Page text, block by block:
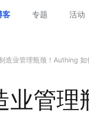
客 专题 活动
造业管理瓶颈！Authing 如
业管